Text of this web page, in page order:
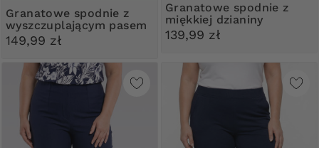
Granatowe spodnie z
wyszczuplającym pasem
149,99 zł
Granatowe spodnie z
miękkiej dzianiny
139,99 zł